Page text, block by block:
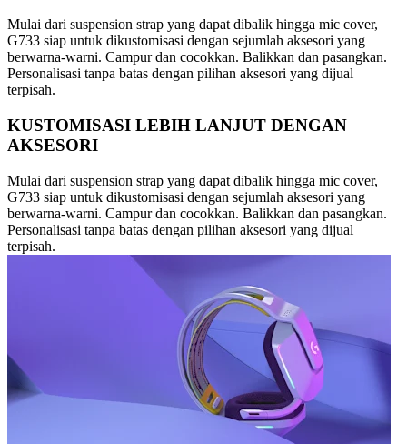
Mulai dari suspension strap yang dapat dibalik hingga mic cover,
G733 siap untuk dikustomisasi dengan sejumlah aksesori yang
berwarna-warni. Campur dan cocokkan. Balikkan dan pasangkan.
Personalisasi tanpa batas dengan pilihan aksesori yang dijual
terpisah.
KUSTOMISASI LEBIH LANJUT DENGAN
AKSESORI
Mulai dari suspension strap yang dapat dibalik hingga mic cover,
G733 siap untuk dikustomisasi dengan sejumlah aksesori yang
berwarna-warni. Campur dan cocokkan. Balikkan dan pasangkan.
Personalisasi tanpa batas dengan pilihan aksesori yang dijual
terpisah.